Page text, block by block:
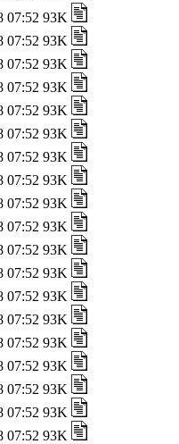
07:52 93K
07:52 93K
07:52 93K
07:52 93K
07:52 93K
07:52 93K
07:52 93K
07:52 93K
07:52 93K
07:52 93K
07:52 93K
07:52 93K
07:52 93K
07:52 93K
07:52 93K
07:52 93K
07:52 93K
07:52 93K
07:52 93K